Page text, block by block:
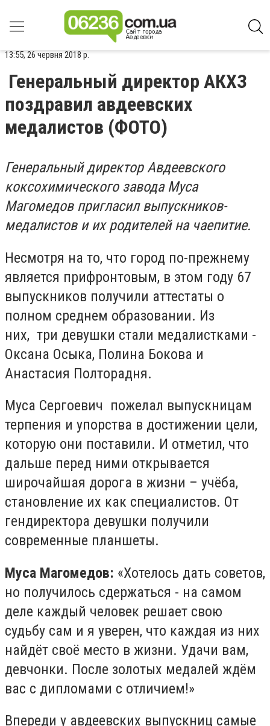
13:55, 26 червня 2018 р.
Генеральный директор АКХЗ
поздравил авдеевских
медалистов (ФОТО)
Генеральный директор Авдеевского
коксохимического завода Муса
Магомедов пригласил выпускников-
медалистов и их родителей на чаепитие.
Несмотря на то, что город по-прежнему
является прифронтовым, в этом году 67
выпускников получили аттестаты о
полном среднем образовании. Из
них, три девушки стали медалистками -
Оксана Осыка, Полина Бокова и
Анастасия Полторадня.
Муса Сергоевич пожелал выпускницам
терпения и упорства в достижении цели,
которую они поставили. И отметил, что
дальше перед ними открывается
широчайшая дорога в жизни – учёба,
становление их как специалистов. От
гендиректора девушки получили
современные планшеты.
Муса Магомедов: «Хотелось дать советов,
но получилось сдержаться - на самом
деле каждый человек решает свою
судьбу сам и я уверен, что каждая из них
найдёт своё место в жизни. Удачи вам,
девчонки. После золотых медалей ждём
вас с дипломами с отличием!»
Впереди у авдеевских выпускниц самые